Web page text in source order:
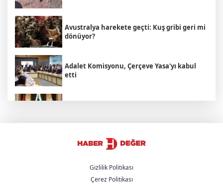
Avustralya harekete geçti: Kuş gribi geri mi
dönüyor?
Adalet Komisyonu, Çerçeve Yasa'yı kabul
etti
Bakan Yumaklı açıkladı: Çiftçilere 688
milyon liralık destek
İspanya'dan İtalya'ya ültimatom: 9
Gizlilik Politikası
Çerez Politikası